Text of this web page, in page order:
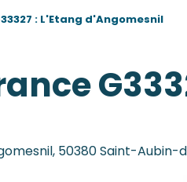
: L'Etang d'Angomesnil
50380 Saint-Aubin-